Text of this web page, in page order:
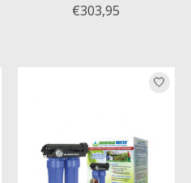
€303,95